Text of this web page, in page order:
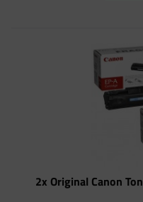
2x Original Canon